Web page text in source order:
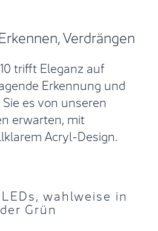
Verdrängen
trifft Eleganz auf
Erkennung und
es von unseren
erwarten, mit
Acryl-Design.
wahlweise in
Grün